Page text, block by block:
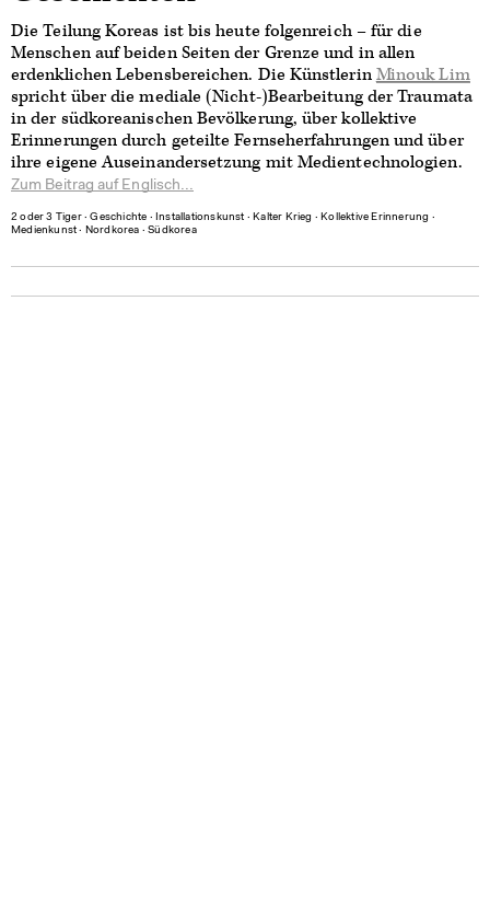
Die Teilung Koreas ist bis heute folgenreich – für die
Menschen auf beiden Seiten der Grenze und in allen
erdenklichen Lebensbereichen. Die KünstlerinMinouk Lim
spricht über die mediale (Nicht-)Bearbeitung der Traumata
in der südkoreanischen Bevölkerung, über kollektive
Erinnerungen durch geteilte Fernseherfahrungen und über
ihre eigene Auseinandersetzung mit Medientechnologien.
Zum Beitrag auf Englisch...
2 oder 3 Tiger∙Geschichte ∙ Installationskunst ∙ Kalter Krieg ∙ Kollektive Erinnerung ∙
Medienkunst ∙ Nordkorea ∙Südkorea